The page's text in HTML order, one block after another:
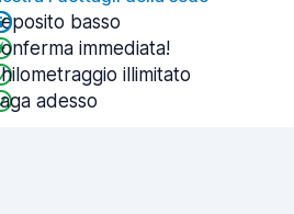
basso
immediata!
illimitato
adesso